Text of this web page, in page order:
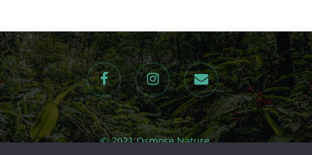
facebook instagramemail
© 2021 Osmose Nature.